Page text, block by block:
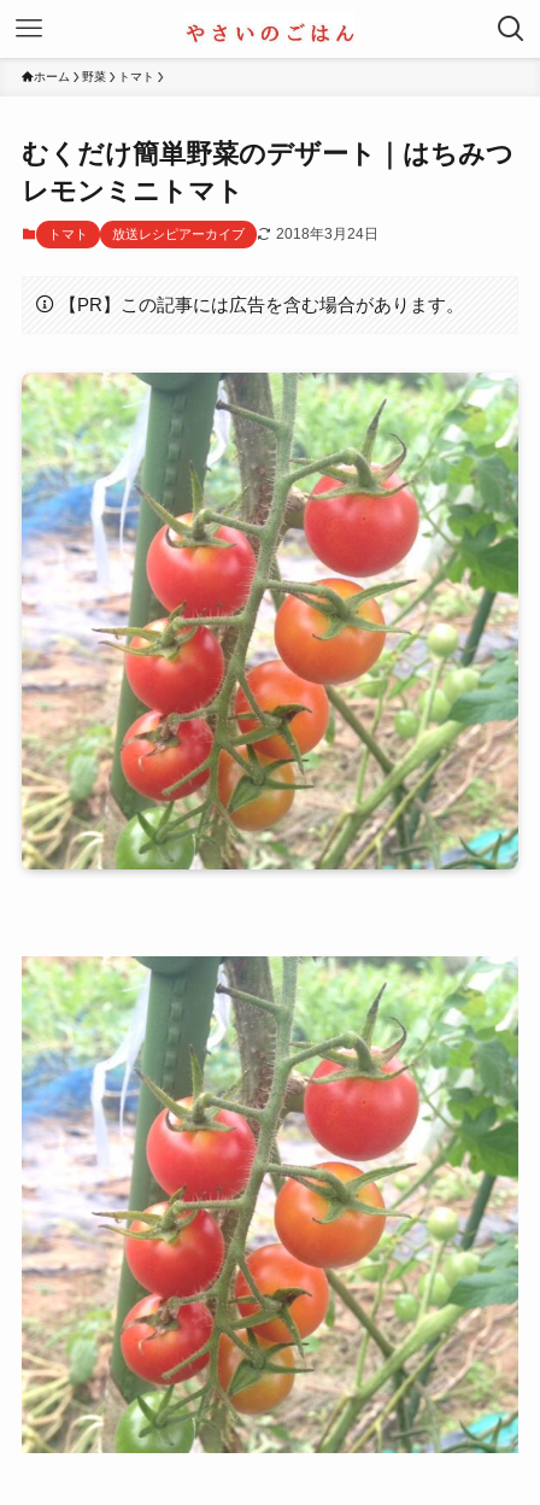
ホーム 野菜 トマト
むくだけ簡単野菜のデザート｜はちみつ
レモンミニトマト
トマト 放送レシピアーカイブ 2018年3月24日
【PR】この記事には広告を含む場合があります。